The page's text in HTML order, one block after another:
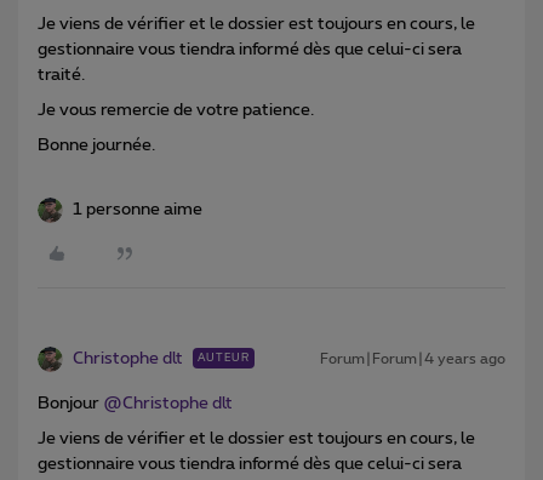
Je viens de vérifier et le dossier est toujours en cours, le
gestionnaire vous tiendra informé dès que celui-ci sera
traité.
Je vous remercie de votre patience.
Bonne journée.
1 personne aime
Christophe dlt AUTEUR Forum|Forum|4 years ago
Bonjour @Christophe dlt
Je viens de vérifier et le dossier est toujours en cours, le
gestionnaire vous tiendra informé dès que celui-ci sera